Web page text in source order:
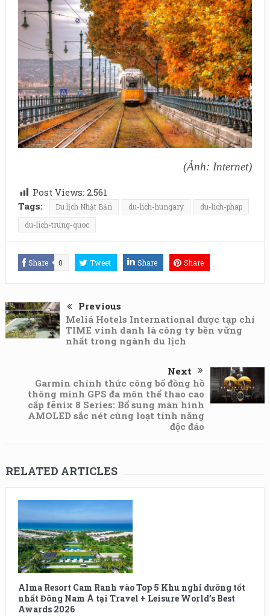
(Ảnh: Internet)
Post Views: 2.561
Tags:
Du lịch Nhật Bản du-lich-hungary
du-lich-phap
du-lich-trung-quoc
Share 0 Tweet Share Share
Previous
Meliá Hotels International được tạp chí
TIME vinh danh là công ty bền vững
nhất trong ngành du lịch
Next
Garmin chính thức công bố đồng hồ
thông minh GPS đa môn thể thao cao
cấp fēnix 8 Series: Bổ sung màn hình
AMOLED sắc nét cùng loạt tính năng
độc đáo
RELATED ARTICLES
Alma Resort Cam Ranh vào Top 5 Khu nghỉ dưỡng tốt
nhất Đông Nam Á tại Travel + Leisure World’s Best
Awards 2026